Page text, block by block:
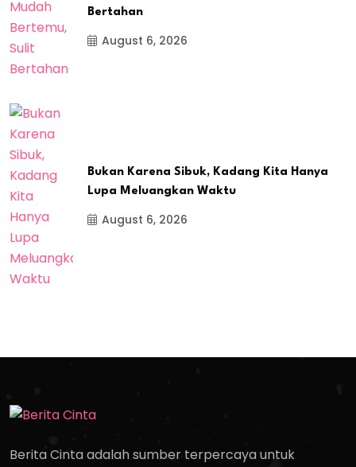
Bertahan
August 6, 2026
Bukan Karena Sibuk, Kadang Kita Hanya
Lupa Meluangkan Waktu
August 6, 2026
Berita Cinta adalah sumber terpercaya untuk